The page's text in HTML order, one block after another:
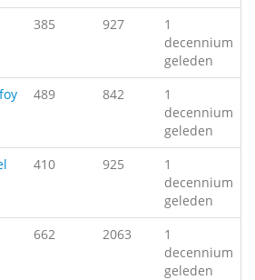
385 927
1
decennium
geleden
489 842
1
decennium
geleden
410 925
1
decennium
geleden
662 2063
1
decennium
geleden